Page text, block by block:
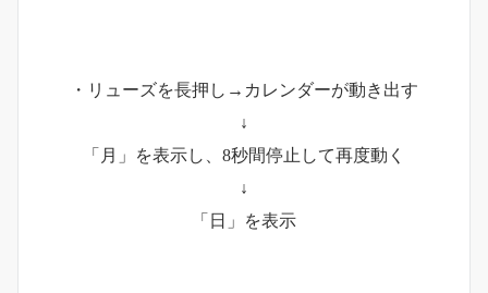
・リューズを長押し→カレンダーが動き出す
↓
「月」を表示し、8秒間停止して再度動く
↓
「日」を表示